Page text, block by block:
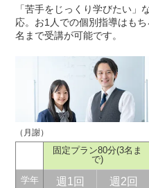
「苦手をじっくり学びたい」
応。お1人での個別指導はも
名まで受講が可能です。
（月謝）
固定プラン80分(3名ま
で)
学年 週1回 週2回